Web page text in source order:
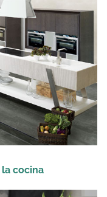
cocina